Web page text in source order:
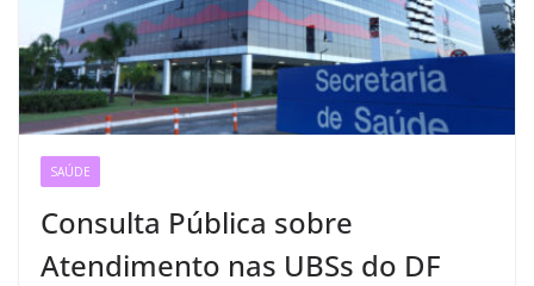
SAÚDE
Consulta Pública sobre
Atendimento nas UBSs do DF